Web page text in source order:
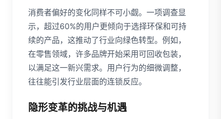
消费者偏好的变化同样不可小觑。一项调查显
示，超过60%的用户更倾向于选择环保和可持
续的产品，这推动了行业向绿色转型。例如，
在零售领域，许多品牌开始采用可回收包装，
以满足这一新兴需求。用户行为的细微调整，
往往能引发行业层面的连锁反应。
隐形变革的挑战与机遇